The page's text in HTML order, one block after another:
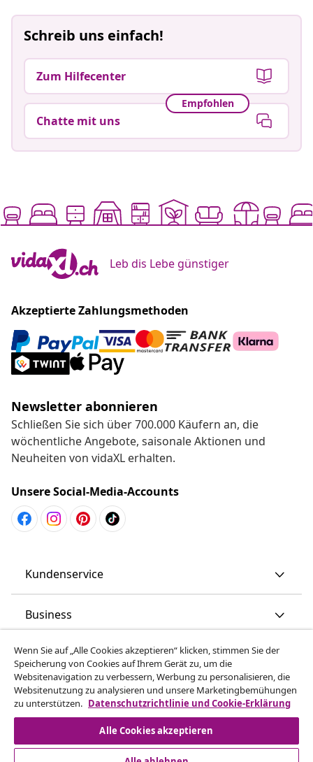
Schreib uns einfach!
Zum Hilfecenter
Empfohlen
Chatte mit uns
Leb dis Lebe günstiger
Akzeptierte Zahlungsmethoden
Newsletter abonnieren
Schließen Sie sich über 700.000 Käufern an, die
wöchentliche Angebote, saisonale Aktionen und
Neuheiten von vidaXL erhalten.
Unsere Social-Media-Accounts
Kundenservice
Business
vidaXL
Mehr entdecken
Wenn Sie auf „Alle Cookies akzeptieren“ klicken, stimmen Sie der
Speicherung von Cookies auf Ihrem Gerät zu, um die
Websitenavigation zu verbessern, Werbung zu personalisieren, die
Websitenutzung zu analysieren und unsere Marketingbemühungen
zu unterstützen. Datenschutzrichtlinie und Cookie-Erklärung
Alle Cookies akzeptieren